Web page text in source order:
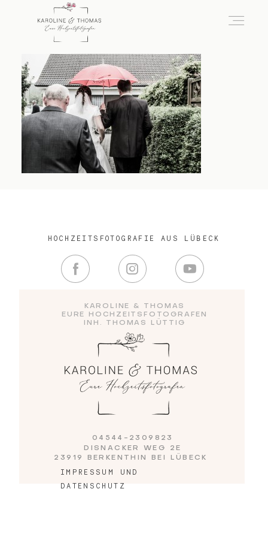
KAROLINE & THOMAS
EURE HOCHZEITSFOTOGRAFEN
INH. THOMAS LÜTTIG
IMPRESSUM UND
DATENSCHUTZ
04544-2309823
DISNACKER WEG 2E
23919 BERKENTHIN BEI LÜBECK
HOCHZEITSFOTOGRAFIE AUS LÜBECK
home
Hochzeit
das besondere Portrait
Kontakt
Blog
Impressum